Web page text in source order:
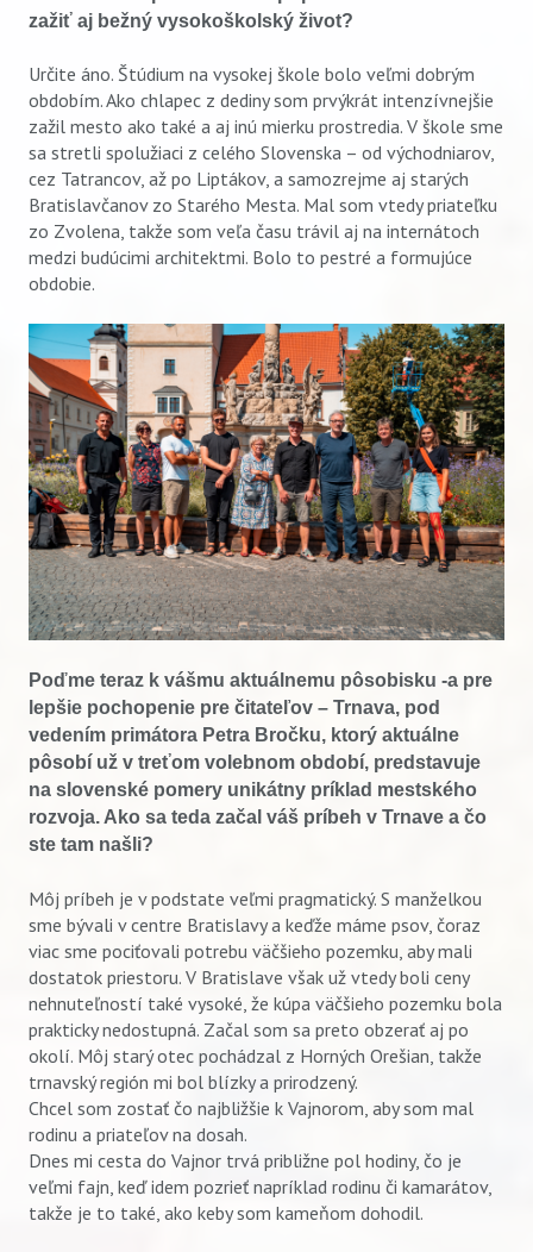
zažiť aj bežný vysokoškolský život?
Určite áno. Štúdium na vysokej škole bolo veľmi dobrým
obdobím. Ako chlapec z dediny som prvýkrát intenzívnejšie
zažil mesto ako také a aj inú mierku prostredia. V škole sme
sa stretli spolužiaci z celého Slovenska – od východniarov,
cez Tatrancov, až po Liptákov, a samozrejme aj starých
Bratislavčanov zo Starého Mesta. Mal som vtedy priateľku
zo Zvolena, takže som veľa času trávil aj na internátoch
medzi budúcimi architektmi. Bolo to pestré a formujúce
obdobie.
Poďme teraz k vášmu aktuálnemu pôsobisku -a pre
lepšie pochopenie pre čitateľov – Trnava, pod
vedením primátora Petra Bročku, ktorý aktuálne
pôsobí už v treťom volebnom období, predstavuje
na slovenské pomery unikátny príklad mestského
rozvoja. Ako sa teda začal váš príbeh v Trnave a čo
ste tam našli?
Môj príbeh je v podstate veľmi pragmatický. S manželkou
sme bývali v centre Bratislavy a keďže máme psov, čoraz
viac sme pociťovali potrebu väčšieho pozemku, aby mali
dostatok priestoru. V Bratislave však už vtedy boli ceny
nehnuteľností také vysoké, že kúpa väčšieho pozemku bola
prakticky nedostupná. Začal som sa preto obzerať aj po
okolí. Môj starý otec pochádzal z Horných Orešian, takže
trnavský región mi bol blízky a prirodzený.
Chcel som zostať čo najbližšie k Vajnorom, aby som mal
rodinu a priateľov na dosah.
Dnes mi cesta do Vajnor trvá približne pol hodiny, čo je
veľmi fajn, keď idem pozrieť napríklad rodinu či kamarátov,
takže je to také, ako keby som kameňom dohodil.